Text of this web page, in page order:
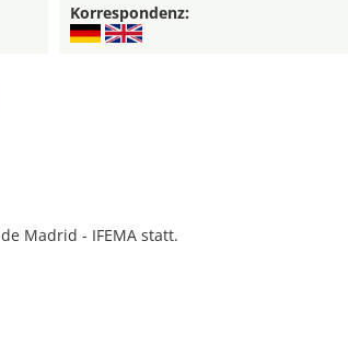
Korrespondenz:
Madrid - IFEMA statt.